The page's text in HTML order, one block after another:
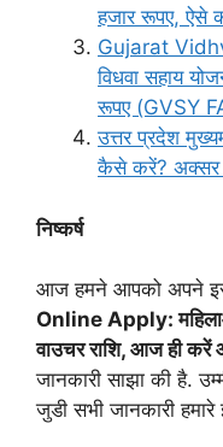
हजार रूपए, ऐसे
Gujarat
विधवा सहाय
रूपए (GVSY
उत्तर प्रदेश
कैसे करें? अक्सर
निष्कर्ष
आज हमने आपको अपने
Online Apply:
वाउचर राशि, आज ही
जानकारी साझा की है.
जुडी सभी जानकारी